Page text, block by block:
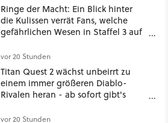
Ringe der Macht: Ein Blick hinter
die Kulissen verrät Fans, welche
gefährlichen Wesen in Staffel 3 auf
vor 20 Stunden
Titan Quest 2 wächst unbeirrt zu
einem immer größeren Diablo-
Rivalen heran - ab sofort gibt's
Klasse
vor 20 Stunden